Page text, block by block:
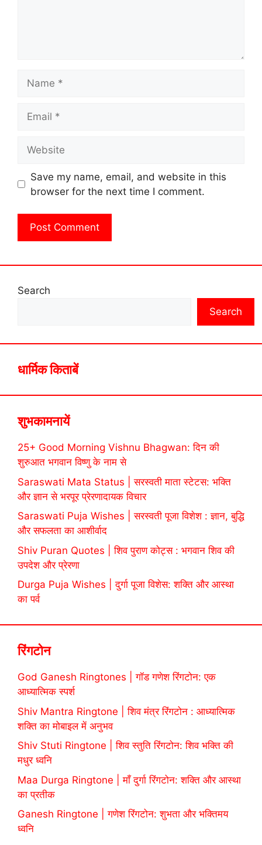
Save my name, email, and website in this
browser for the next time I comment.
Search
Search
धार्मिक किताबें
शुभकामनायें
25+ Good Morning Vishnu Bhagwan: दिन की
शुरुआत भगवान विष्णु के नाम से
Saraswati Mata Status | सरस्वती माता स्टेटस: भक्ति
और ज्ञान से भरपूर प्रेरणादायक विचार
Saraswati Puja Wishes | सरस्वती पूजा विशेश : ज्ञान, बुद्धि
और सफलता का आशीर्वाद
Shiv Puran Quotes | शिव पुराण कोट्स : भगवान शिव की
उपदेश और प्रेरणा
Durga Puja Wishes | दुर्गा पूजा विशेस: शक्ति और आस्था
का पर्व
रिंगटोन
God Ganesh Ringtones | गॉड गणेश रिंगटोन: एक
आध्यात्मिक स्पर्श
Shiv Mantra Ringtone | शिव मंत्र रिंगटोन : आध्यात्मिक
शक्ति का मोबाइल में अनुभव
Shiv Stuti Ringtone | शिव स्तुति रिंगटोन: शिव भक्ति की
मधुर ध्वनि
Maa Durga Ringtone | माँ दुर्गा रिंगटोन: शक्ति और आस्था
का प्रतीक
Ganesh Ringtone | गणेश रिंगटोन: शुभता और भक्तिमय
ध्वनि